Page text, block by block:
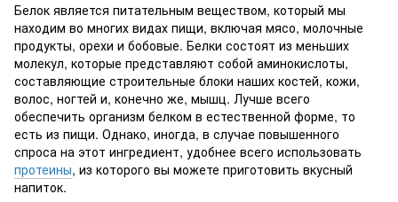
Белок является питательным веществом, который мы
находим во многих видах пищи, включая мясо, молочные
продукты, орехи и бобовые. Белки состоят из меньших
молекул, которые представляют собой аминокислоты,
составляющие строительные блоки наших костей, кожи,
волос, ногтей и, конечно же, мышц. Лучше всего
обеспечить организм белком в естественной форме, то
есть из пищи. Однако, иногда, в случае повышенного
спроса на этот ингредиент, удобнее всего использовать
протеины, из которого вы можете приготовить вкусный
напиток.